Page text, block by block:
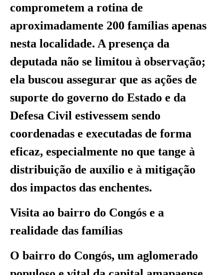
comprometem a rotina de
aproximadamente 200 famílias apenas
nesta localidade. A presença da
deputada não se limitou à observação;
ela buscou assegurar que as ações de
suporte do governo do Estado e da
Defesa Civil estivessem sendo
coordenadas e executadas de forma
eficaz, especialmente no que tange à
distribuição de auxílio e à mitigação
dos impactos das enchentes.
Visita ao bairro do Congós e a
realidade das famílias
O bairro do Congós, um aglomerado